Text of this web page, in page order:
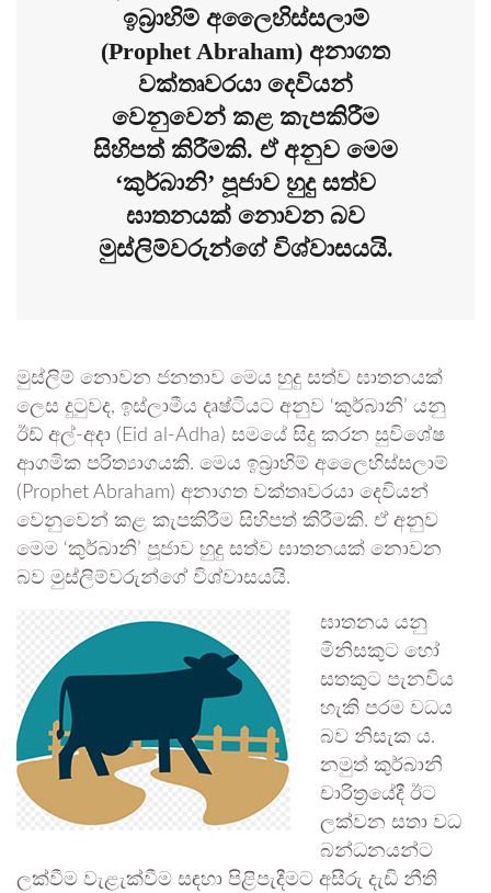
ඉබ්‍රාහිම් අලෛහිස්සලාම්
(Prophet Abraham) අනාගත
වක්තෘවරයා දෙවියන්
වෙනුවෙන් කළ කැපකිරීම
සිහිපත් කිරීමකි. ඒ අනුව මෙම
‘කුර්බානි’ පූජාව හුදු සත්ව
ඝාතනයක් නොවන බව
මුස්ලිම්වරුන්ගේ විශ්වාසයයි.
මුස්ලිම් නොවන ජනතාව මෙය හුදු සත්ව ඝාතනයක්
ලෙස දුටුවද, ඉස්ලාමීය දෘෂ්ටියට අනුව ‘කුර්බානි’ යනු
ඊඩ් අල්-අදා (Eid al-Adha) සමයේ සිදු කරන සුවිශේෂ
ආගමික පරිත්‍යාගයකි. මෙය ඉබ්‍රාහිම් අලෛහිස්සලාම්
(Prophet Abraham) අනාගත වක්තෘවරයා දෙවියන්
වෙනුවෙන් කළ කැපකිරීම සිහිපත් කිරීමකි. ඒ අනුව
මෙම ‘කුර්බානි’ පූජාව හුදු සත්ව ඝාතනයක් නොවන
බව මුස්ලිම්වරුන්ගේ විශ්වාසයයි.
ඝාතනය යනු
මිනිසකුට හෝ
සතකුට පැනවිය
හැකි පරම වධය
බව නිසැක ය.
නමුත් කුර්බානි
චාරිත්‍රයේදී ඊට
ලක්වන සතා වධ
බන්ධනයන්ට
ලක්වීම වැළැක්වීම සඳහා පිළිපැදීමට අසීරු දැඩි නීති